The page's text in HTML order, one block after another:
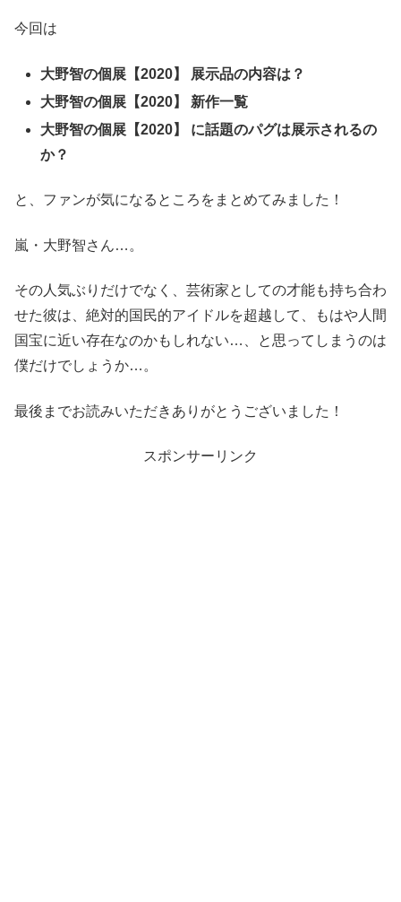
今回は
大野智の個展【2020】 展示品の内容は？
大野智の個展【2020】 新作一覧
大野智の個展【2020】 に話題のパグは展示されるの
か？
と、ファンが気になるところをまとめてみました！
嵐・大野智さん…。
その人気ぶりだけでなく、芸術家としての才能も持ち合わ
せた彼は、絶対的国民的アイドルを超越して、もはや人間
国宝に近い存在なのかもしれない…、と思ってしまうのは
僕だけでしょうか…。
最後までお読みいただきありがとうございました！
スポンサーリンク